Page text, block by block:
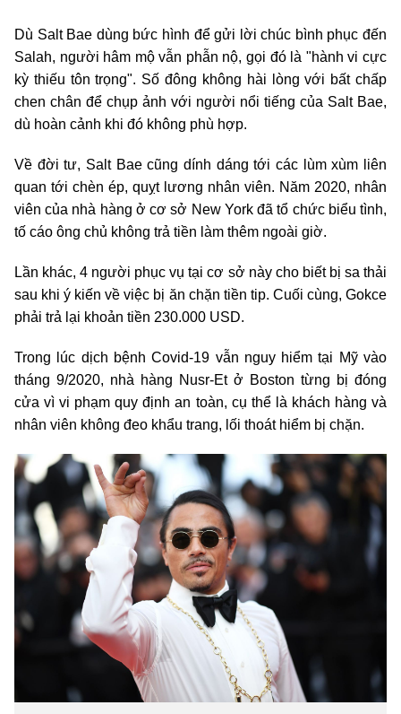
Dù Salt Bae dùng bức hình để gửi lời chúc bình phục đến
Salah, người hâm mộ vẫn phẫn nộ, gọi đó là "hành vi cực
kỳ thiếu tôn trọng". Số đông không hài lòng với bất chấp
chen chân để chụp ảnh với người nổi tiếng của Salt Bae,
dù hoàn cảnh khi đó không phù hợp.
Về đời tư, Salt Bae cũng dính dáng tới các lùm xùm liên
quan tới chèn ép, quỵt lương nhân viên. Năm 2020, nhân
viên của nhà hàng ở cơ sở New York đã tổ chức biểu tình,
tố cáo ông chủ không trả tiền làm thêm ngoài giờ.
Lần khác, 4 người phục vụ tại cơ sở này cho biết bị sa thải
sau khi ý kiến về việc bị ăn chặn tiền tip. Cuối cùng, Gokce
phải trả lại khoản tiền 230.000 USD.
Trong lúc dịch bệnh Covid-19 vẫn nguy hiểm tại Mỹ vào
tháng 9/2020, nhà hàng Nusr-Et ở Boston từng bị đóng
cửa vì vi phạm quy định an toàn, cụ thể là khách hàng và
nhân viên không đeo khẩu trang, lối thoát hiểm bị chặn.